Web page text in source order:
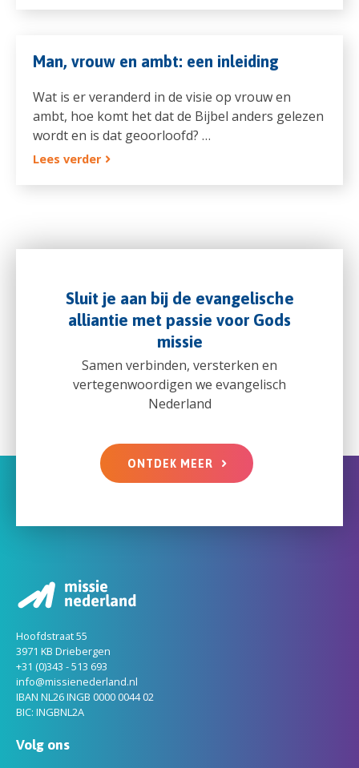
Man, vrouw en ambt: een inleiding
Wat is er veranderd in de visie op vrouw en
ambt, hoe komt het dat de Bijbel anders gelezen
wordt en is dat geoorloofd? …
Lees verder
Sluit je aan bij de evangelische
alliantie met passie voor Gods
missie
Samen verbinden, versterken en
vertegenwoordigen we evangelisch
Nederland
ONTDEK MEER
Hoofdstraat 55
3971 KB Driebergen
+31 (0)343 - 513 693
info@missienederland.nl
IBAN NL26 INGB 0000 0044 02
BIC: INGBNL2A
Volg ons